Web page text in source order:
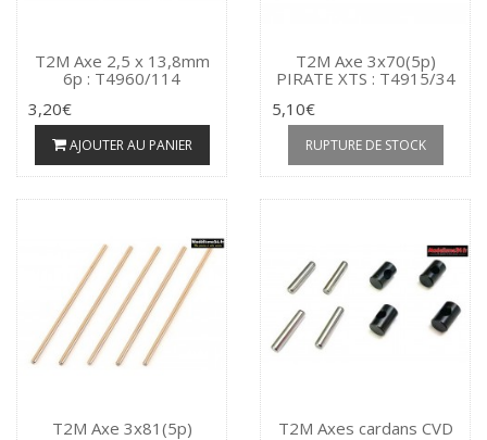
T2M Axe 2,5 x 13,8mm
6p : T4960/114
3,20€
AJOUTER AU PANIER
T2M Axe 3x70(5p)
PIRATE XTS : T4915/34
5,10€
RUPTURE DE STOCK
T2M Axe 3x81(5p)
T2M Axes cardans CVD